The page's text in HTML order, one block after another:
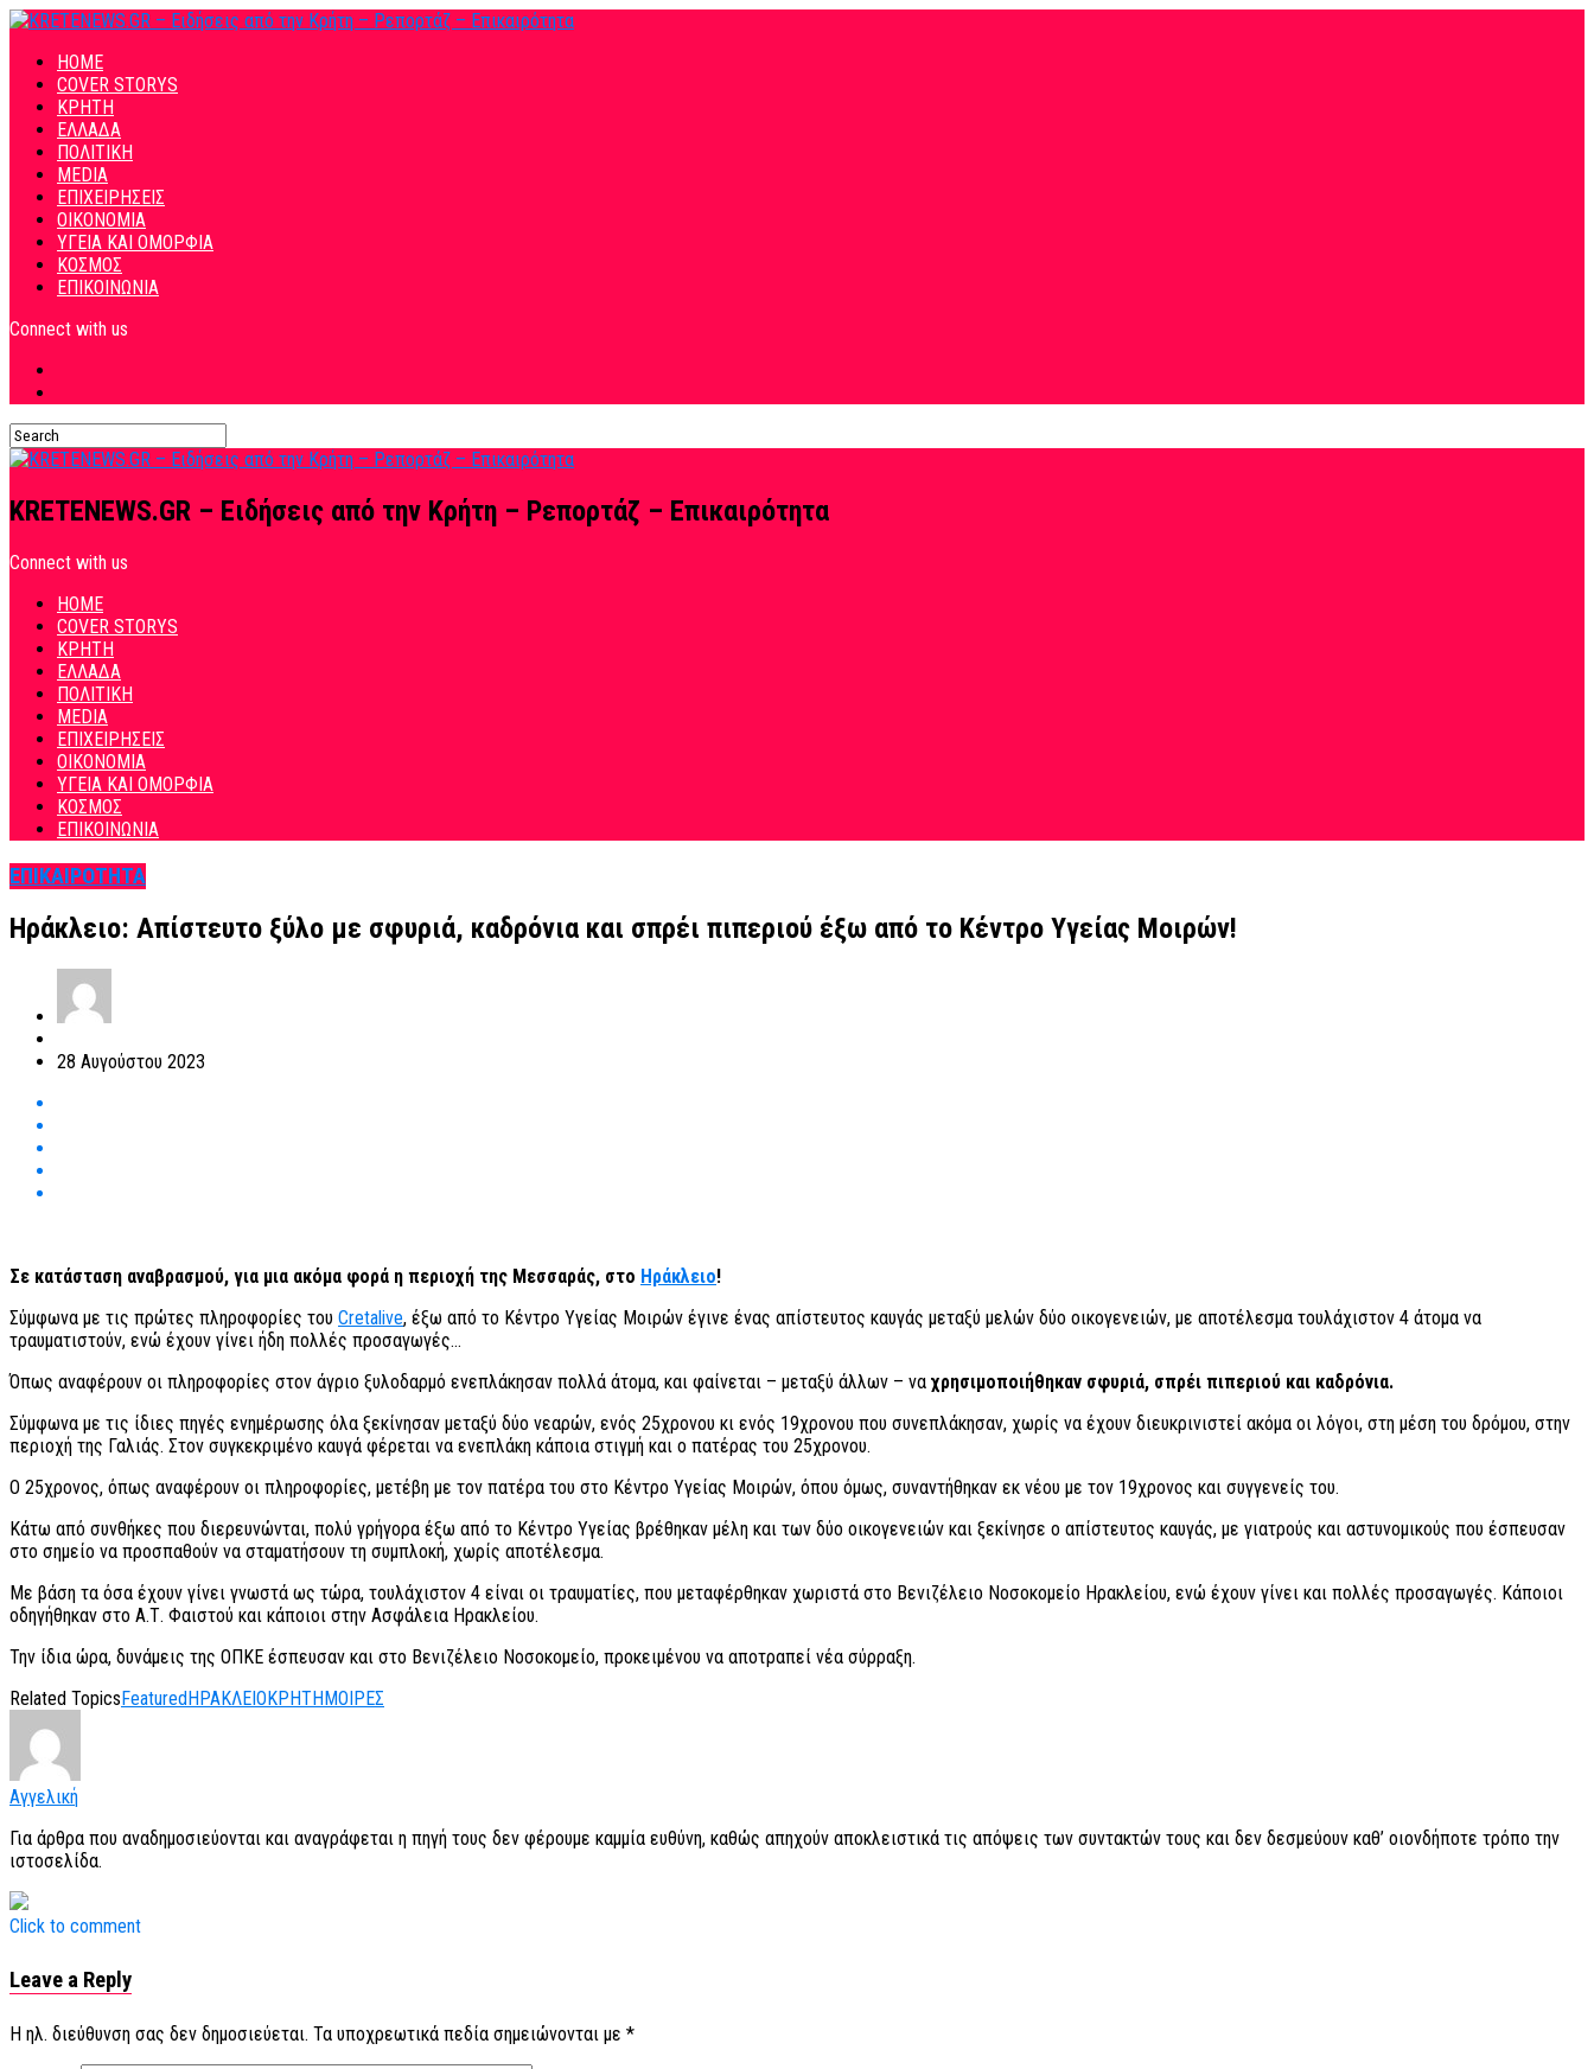
HOME
COVER STORYS
ΚΡΗΤΗ
ΕΛΛΑΔΑ
ΠΟΛΙΤΙΚΗ
MEDIA
ΕΠΙΧΕΙΡΗΣΕΙΣ
ΟΙΚΟΝΟΜΙΑ
ΥΓΕΙΑ ΚΑΙ ΟΜΟΡΦΙΑ
ΚΟΣΜΟΣ
ΕΠΙΚΟΙΝΩΝΙΑ
Connect with us
KRETENEWS.GR – Ειδήσεις από την Κρήτη – Ρεπορτάζ – Επικαιρότητα
Connect with us
HOME
COVER STORYS
ΚΡΗΤΗ
ΕΛΛΑΔΑ
ΠΟΛΙΤΙΚΗ
MEDIA
ΕΠΙΧΕΙΡΗΣΕΙΣ
ΟΙΚΟΝΟΜΙΑ
ΥΓΕΙΑ ΚΑΙ ΟΜΟΡΦΙΑ
ΚΟΣΜΟΣ
ΕΠΙΚΟΙΝΩΝΙΑ
ΕΠΙΚΑΙΡΟΤΗΤΑ
Ηράκλειο: Απίστευτο ξύλο με σφυριά, καδρόνια και σπρέι πιπεριού έξω από το Κέντρο Υγείας Μοιρών!
28 Αυγούστου 2023
Σε κατάσταση αναβρασμού, για μια ακόμα φορά η περιοχή της Μεσσαράς, στο Ηράκλειο!
Σύμφωνα με τις πρώτες πληροφορίες του Cretalive, έξω από το Κέντρο Υγείας Μοιρών έγινε ένας απίστευτος καυγάς μεταξύ μελών δύο οικογενειών, με αποτέλεσμα τουλάχιστον 4 άτομα να
τραυματιστούν, ενώ έχουν γίνει ήδη πολλές προσαγωγές…
Όπως αναφέρουν οι πληροφορίες στον άγριο ξυλοδαρμό ενεπλάκησαν πολλά άτομα, και φαίνεται – μεταξύ άλλων – να χρησιμοποιήθηκαν σφυριά, σπρέι πιπεριού και καδρόνια.
Σύμφωνα με τις ίδιες πηγές ενημέρωσης όλα ξεκίνησαν μεταξύ δύο νεαρών, ενός 25χρονου κι ενός 19χρονου που συνεπλάκησαν, χωρίς να έχουν διευκρινιστεί ακόμα οι λόγοι, στη μέση του δρόμου, στην
περιοχή της Γαλιάς. Στον συγκεκριμένο καυγά φέρεται να ενεπλάκη κάποια στιγμή και ο πατέρας του 25χρονου.
Ο 25χρονος, όπως αναφέρουν οι πληροφορίες, μετέβη με τον πατέρα του στο Κέντρο Υγείας Μοιρών, όπου όμως, συναντήθηκαν εκ νέου με τον 19χρονος και συγγενείς του.
Κάτω από συνθήκες που διερευνώνται, πολύ γρήγορα έξω από το Κέντρο Υγείας βρέθηκαν μέλη και των δύο οικογενειών και ξεκίνησε ο απίστευτος καυγάς, με γιατρούς και αστυνομικούς που έσπευσαν
στο σημείο να προσπαθούν να σταματήσουν τη συμπλοκή, χωρίς αποτέλεσμα.
Με βάση τα όσα έχουν γίνει γνωστά ως τώρα, τουλάχιστον 4 είναι οι τραυματίες, που μεταφέρθηκαν χωριστά στο Βενιζέλειο Νοσοκομείο Ηρακλείου, ενώ έχουν γίνει και πολλές προσαγωγές. Κάποιοι
οδηγήθηκαν στο Α.Τ. Φαιστού και κάποιοι στην Ασφάλεια Ηρακλείου.
Την ίδια ώρα, δυνάμεις της ΟΠΚΕ έσπευσαν και στο Βενιζέλειο Νοσοκομείο, προκειμένου να αποτραπεί νέα σύρραξη.
Related Topics Featured ΗΡΑΚΛΕΙΟΚΡΗΤΗ ΜΟΙΡΕΣ
Αγγελική
Για άρθρα που αναδημοσιεύονται και αναγράφεται η πηγή τους δεν φέρουμε καμμία ευθύνη, καθώς απηχούν αποκλειστικά τις απόψεις των συντακτών τους και δεν δεσμεύουν καθ’ οιονδήποτε τρόπο την
ιστοσελίδα.
Click to comment
Leave a Reply
Η ηλ. διεύθυνση σας δεν δημοσιεύεται. Τα υποχρεωτικά πεδία σημειώνονται με *